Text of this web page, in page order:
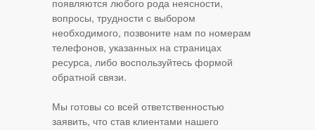
появляются любого рода неясности,
вопросы, трудности с выбором
необходимого, позвоните нам по номерам
телефонов, указанных на страницах
ресурса, либо воспользуйтесь формой
обратной связи.
Мы готовы со всей ответственностью
заявить, что став клиентами нашего